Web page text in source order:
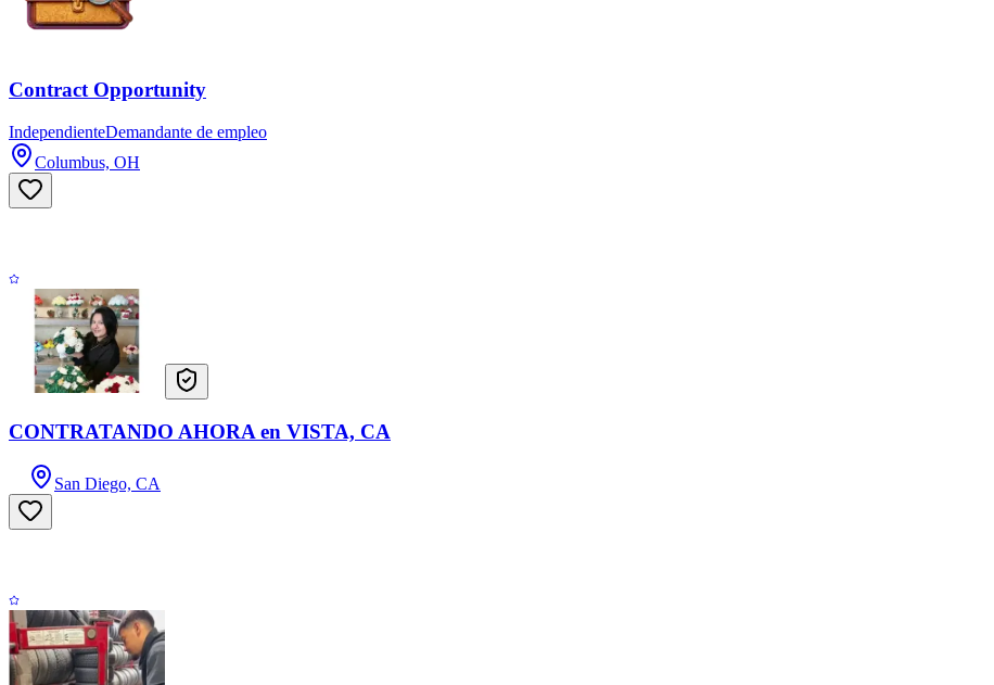
Contract Opportunity
IndependienteDemandante de empleo
Columbus, OH
CONTRATANDO AHORA en VISTA, CA
San Diego, CA